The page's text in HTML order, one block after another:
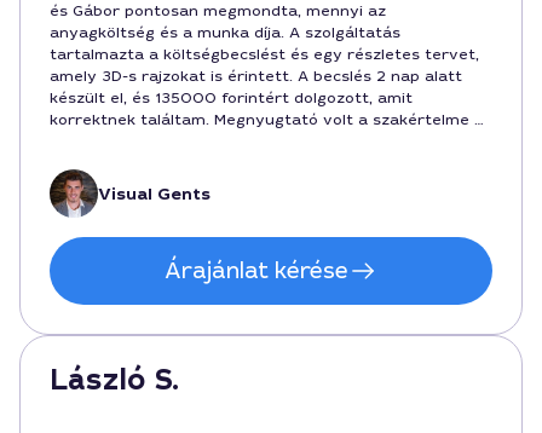
és Gábor pontosan megmondta, mennyi az
anyagköltség és a munka díja. A szolgáltatás
tartalmazta a költségbecslést és egy részletes tervet,
amely 3D-s rajzokat is érintett. A becslés 2 nap alatt
készült el, és 135000 forintért dolgozott, amit
korrektnek találtam. Megnyugtató volt a szakértelme és
Visual Gents
Árajánlat kérése
László S.